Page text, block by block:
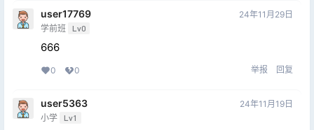
user17769
学前班 Lv0
24年11月29日
666
0 0 举报 回复
user5363
小学 Lv1
24年11月19日